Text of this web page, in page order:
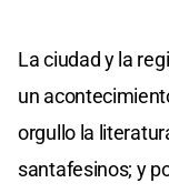
La ciudad y la
un
orgullo la
santafesinos; y